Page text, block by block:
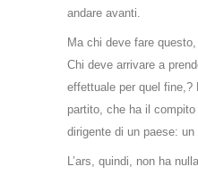
andare avanti.
Ma chi deve fare
Chi deve arrivare a
effettuale per quel fine,?
partito, che ha il
dirigente di un paese:
L’ars, quindi, non ha